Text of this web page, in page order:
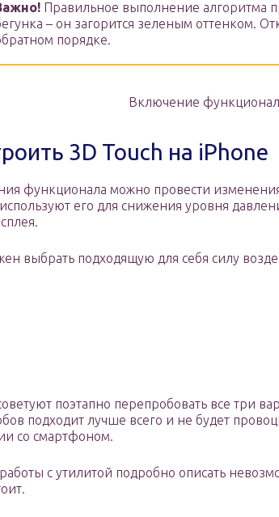
Правильное выполнение алгоритма
– он загорится зеленым оттенком.
порядке.
Включение
3D Touch на iPhone
функционала можно провести
его для снижения уровня
выбрать подходящую для себя силу
поэтапно перепробовать все три
подходит лучше всего и не будет
со смартфоном.
с утилитой подробно описать